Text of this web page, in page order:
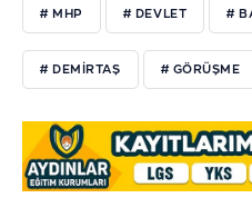
# MHP # DEVLET #
# DEMİRTAŞ # GÖRÜŞME